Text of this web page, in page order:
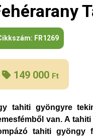
FR1269
149 000 Ft
tahiti gyöngyre
van. A
tahiti gyöngy